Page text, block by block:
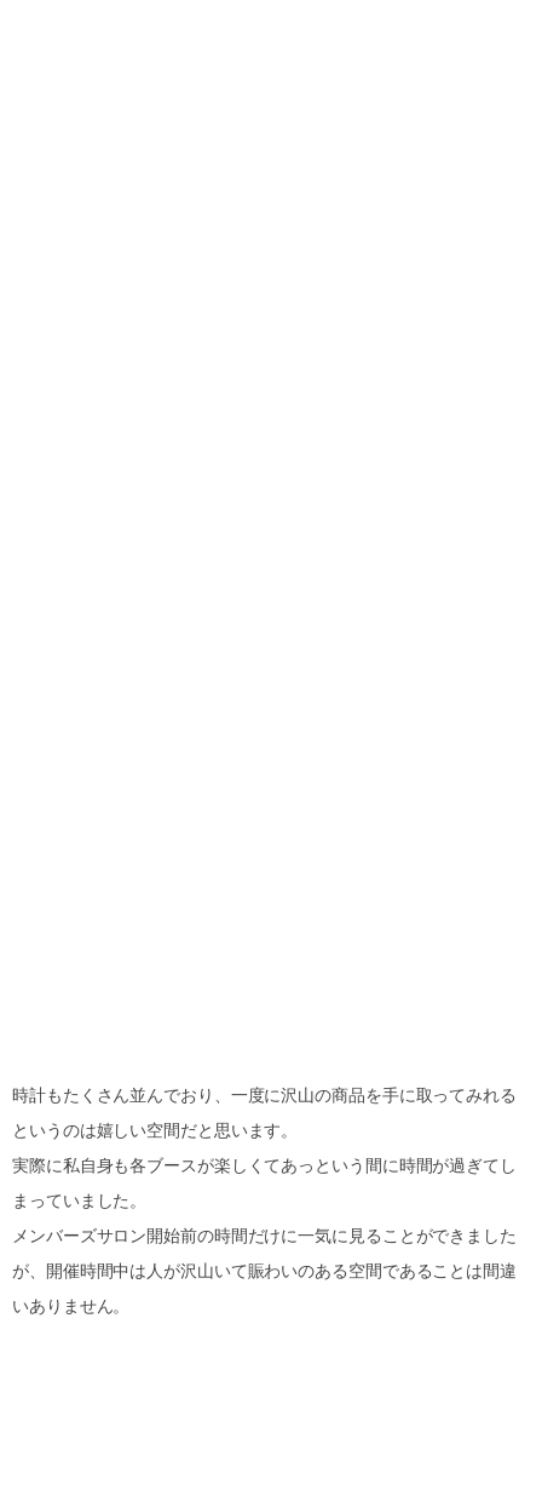
時計もたくさん並んでおり、一度に沢山の商品を手に取ってみれる
というのは嬉しい空間だと思います。
実際に私自身も各ブースが楽しくてあっという間に時間が過ぎてし
まっていました。
メンバーズサロン開始前の時間だけに一気に見ることができました
が、開催時間中は人が沢山いて賑わいのある空間であることは間違
いありません。